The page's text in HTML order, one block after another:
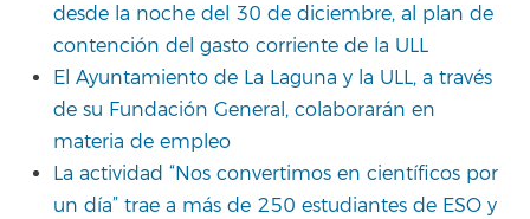
desde la noche del 30 de diciembre, al plan de
contención del gasto corriente de la ULL
El Ayuntamiento de La Laguna y la ULL, a través
de su Fundación General, colaborarán en
materia de empleo
La actividad “Nos convertimos en científicos por
un día” trae a más de 250 estudiantes de ESO y